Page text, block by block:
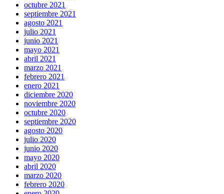
octubre 2021
septiembre 2021
agosto 2021
julio 2021
junio 2021
mayo 2021
abril 2021
marzo 2021
febrero 2021
enero 2021
diciembre 2020
noviembre 2020
octubre 2020
septiembre 2020
agosto 2020
julio 2020
junio 2020
mayo 2020
abril 2020
marzo 2020
febrero 2020